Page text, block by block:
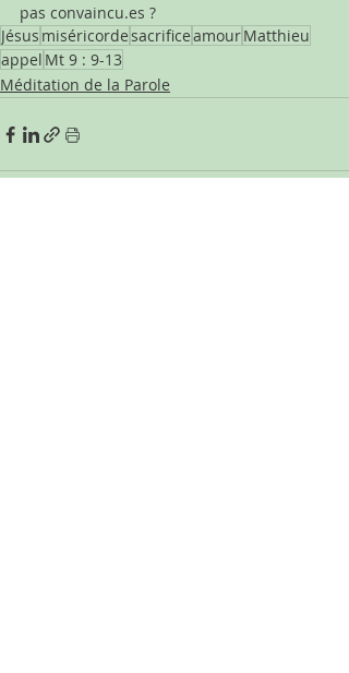
pas convaincu.es ?
Jésus miséricordesacrificeamourMatthieu
appel Mt 9 : 9-13
Méditation de la Parole